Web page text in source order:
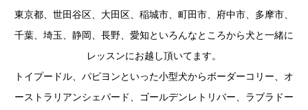
東京都、世田谷区、大田区、稲城市、町田市、府中市、多摩市、
千葉、埼玉、静岡、長野、愛知といろんなところから犬と一緒に
レッスンにお越し頂いてます。
トイプードル、パピヨンといった小型犬からボーダーコリー、オ
ーストラリアンシェパード、ゴールデンレトリバー、ラブラドー